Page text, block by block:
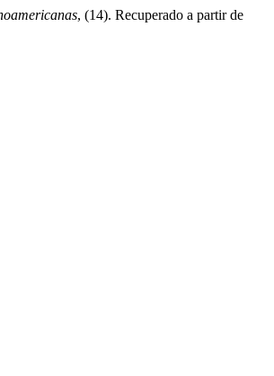
, (14). Recuperado a partir de